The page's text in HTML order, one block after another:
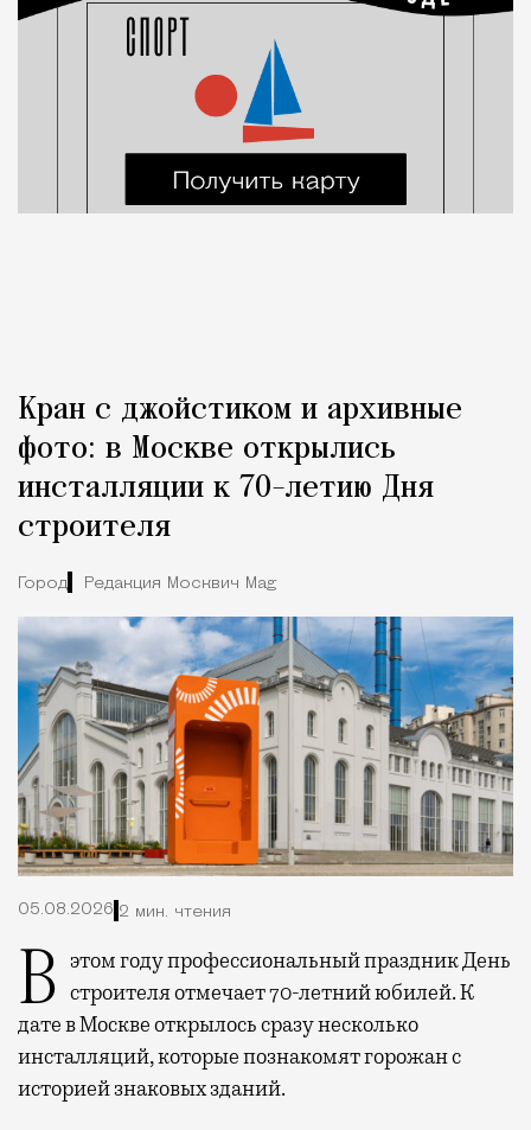
Кран с джойстиком и архивные
фото: в Москве открылись
инсталляции к 70-летию Дня
строителя
Город Редакция Москвич Mag
05.08.2026 2 мин. чтения
В этом году профессиональный праздник День строителя отмечает 70-летний юбилей. К
дате в Москве открылось сразу несколько
инсталляций, которые познакомят горожан с
историей знаковых зданий.